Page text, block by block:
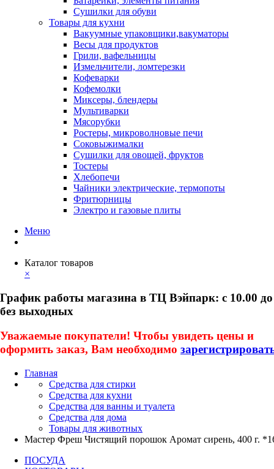
Сушилки для обуви
Товары для кухни
Вакуумные упаковщики,вакуматоры
Весы для продуктов
Грили, вафельницы
Измельчители, ломтерезки
Кофеварки
Кофемолки
Миксеры, блендеры
Мультиварки
Мясорубки
Ростеры, микроволновые печи
Соковыжималки
Сушилки для овощей, фруктов
Тостеры
Хлебопечи
Чайники электрические, термопоты
Фритюрницы
Электро и газовые плиты
Меню
Каталог товаров
×
График работы магазина в ТЦ Вэйпарк: с 10.00 до
без выходных
Уважаемые покупатели! Чтобы увидеть цены и
оформить заказ, Вам необходимо
Главная
Средства для стирки
Средства для кухни
Средства для ванны и туалета
Средства для дома
Товары для животных
Мастер Фреш Чистящий порошок Аромат сирень, 400 г.
ПОСУДА